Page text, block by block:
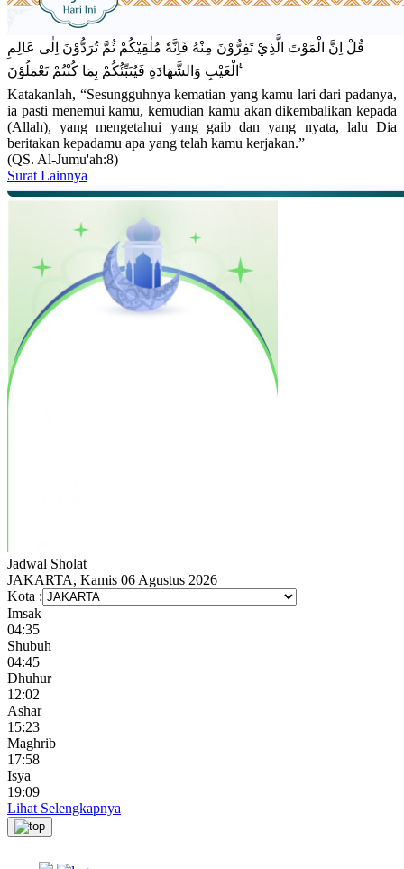
قُلْ اِنَّ الْمَوْتَ الَّذِيْ تَفِرُّوْنَ مِنْهُ فَاِنَّهٗ مُلٰقِيْكُمْ ثُمَّ تُرَدُّوْنَ اِلٰى عَالِمِ
الْغَيْبِ وَالشَّهَادَةِ فَيُنَبِّئُكُمْ بِمَا كُنْتُمْ تَعْمَلُوْنَ ࣖ
Katakanlah, “Sesungguhnya kematian yang kamu lari dari padanya,
ia pasti menemui kamu, kemudian kamu akan dikembalikan kepada
(Allah), yang mengetahui yang gaib dan yang nyata, lalu Dia
beritakan kepadamu apa yang telah kamu kerjakan.”
(QS. Al-Jumu'ah:8)
Surat Lainnya
Jadwal Sholat
JAKARTA, Kamis 06 Agustus 2026
Kota :
Imsak
04:35
Shubuh
04:45
Dhuhur
12:02
Ashar
15:23
Maghrib
17:58
Isya
19:09
Lihat Selengkapnya